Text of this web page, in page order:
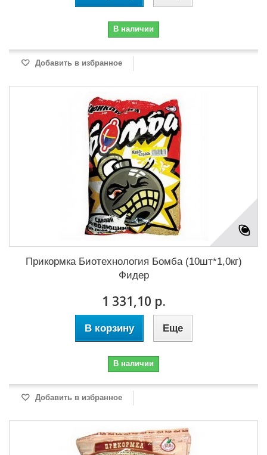
В наличии
Добавить в избранное
Прикормка Биотехнология Бомба (10шт*1,0кг)
Фидер
1 331,10 р.
В корзину Еще
В наличии
Добавить в избранное